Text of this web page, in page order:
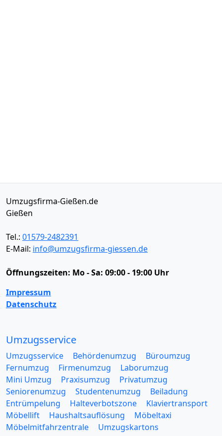
Umzugsfirma-Gießen.de
Gießen
Tel.: 01579-2482391
E-Mail: info@umzugsfirma-giessen.de
Öffnungszeiten: Mo - Sa: 09:00 - 19:00 Uhr
Impressum
Datenschutz
Umzugsservice
Umzugsservice Behördenumzug
Büroumzug
Fernumzug
Firmenumzug
Laborumzug
Mini Umzug
Praxisumzug
Privatumzug
Seniorenumzug
Studentenumzug
Beiladung
Entrümpelung
Halteverbotszone
Klaviertransport
Möbellift
Haushaltsauflösung
Möbeltaxi
Möbelmitfahrzentrale
Umzugskartons